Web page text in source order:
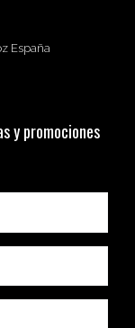
España
y promociones